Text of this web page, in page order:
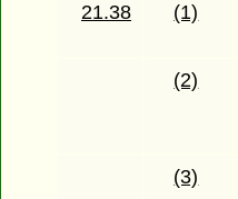
21.38
(1)
(2)
(3)